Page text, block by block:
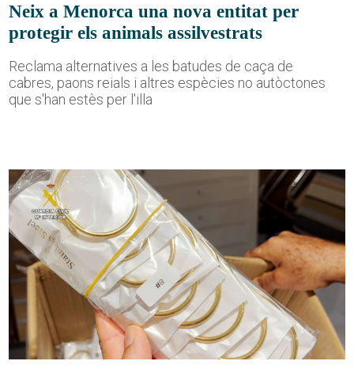
Neix a Menorca una nova entitat per
protegir els animals assilvestrats
Reclama alternatives a les batudes de caça de
cabres, paons reials i altres espècies no autòctones
que s'han estès per l'illa